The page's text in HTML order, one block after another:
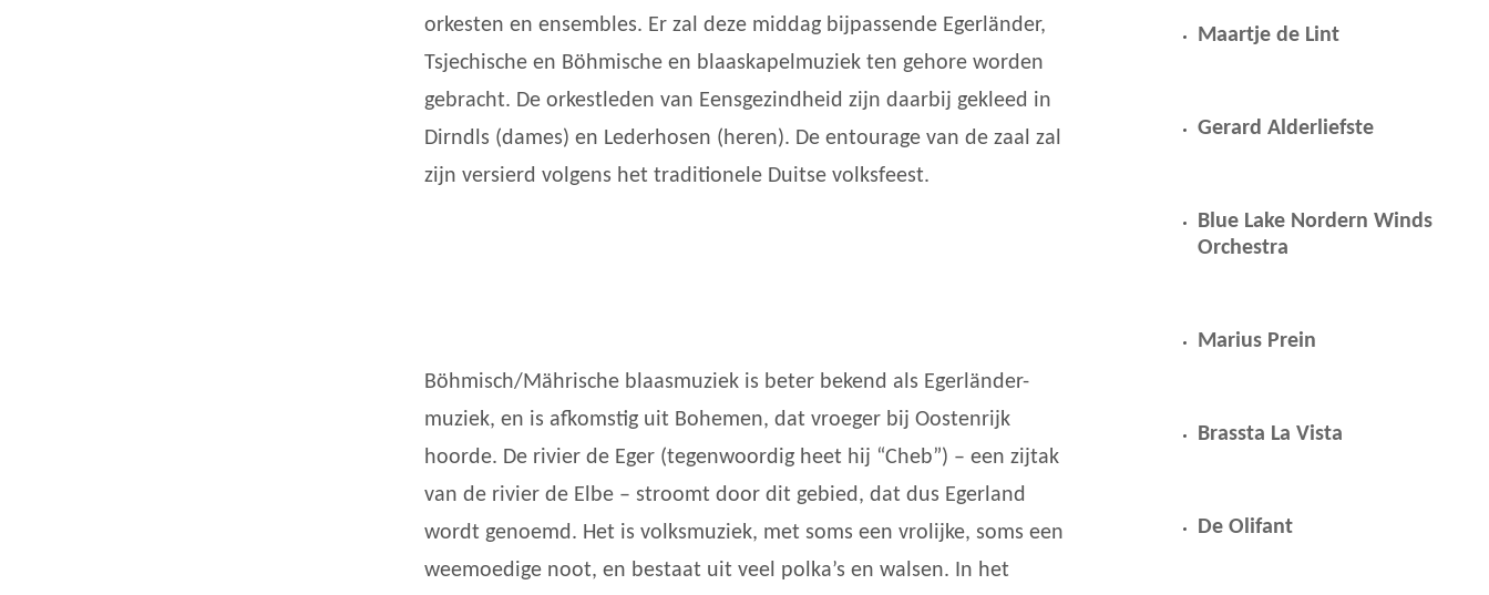
orkesten en ensembles. Er zal deze middag bijpassende Egerländer,
Tsjechische en Böhmische en blaaskapelmuziek ten gehore worden
gebracht. De orkestleden van Eensgezindheid zijn daarbij gekleed in
Dirndls (dames) en Lederhosen (heren). De entourage van de zaal zal
zijn versierd volgens het traditionele Duitse volksfeest.
Böhmisch/Mährische blaasmuziek is beter bekend als Egerländer-
muziek, en is afkomstig uit Bohemen, dat vroeger bij Oostenrijk
hoorde. De rivier de Eger (tegenwoordig heet hij “Cheb”) – een zijtak
van de rivier de Elbe – stroomt door dit gebied, dat dus Egerland
wordt genoemd. Het is volksmuziek, met soms een vrolijke, soms een
weemoedige noot, en bestaat uit veel polka’s en walsen. In het
Maartje de Lint
Gerard Alderliefste
Blue Lake Nordern Winds
Orchestra
Marius Prein
Brassta La Vista
De Olifant